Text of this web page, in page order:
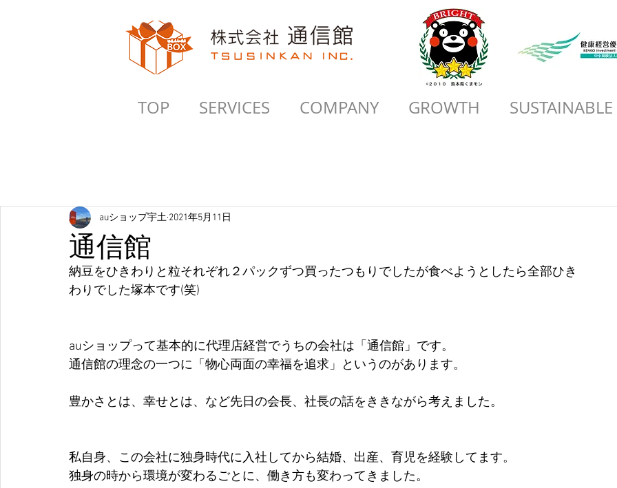
TOP SERVICES COMPANY GROWTH SUSTAINABLE
通信館
auショップ宇土 2021年5月11日
納豆をひきわりと粒それぞれ２パックずつ買ったつもりでしたが食べようとしたら全部ひき
わりでした塚本です(笑)
auショップって基本的に代理店経営でうちの会社は「通信館」です。
通信館の理念の一つに「物心両面の幸福を追求」というのがあります。
豊かさとは、幸せとは、など先日の会長、社長の話をききながら考えました。
私自身、この会社に独身時代に入社してから結婚、出産、育児を経験してます。
独身の時から環境が変わるごとに、働き方も変わってきました。